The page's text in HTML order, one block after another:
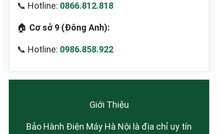
📞 Hotline: 0866.812.818
🏠 Cơ sở 9 (Đông Anh):
📞 Hotline: 0986.858.922
Giới Thiệu
Bảo Hành Điện Máy Hà Nội là địa chỉ uy tín